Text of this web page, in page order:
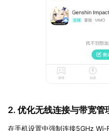
2. 优化无线连接与带宽管
在手机设置中强制连接5GHz